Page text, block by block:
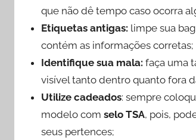
que não dê tempo caso ocorra
Etiquetas antigas: limpe sua
contém as informações corretas;
Identifique sua mala: faça uma
visível tanto dentro quanto fora
Utilize cadeados: sempre
modelo comselo TSA, pois,
seus pertences;